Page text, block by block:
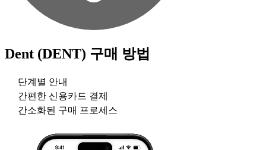
Dent (DENT) 구매 방법
단계별 안내
간편한 신용카드 결제
간소화된 구매 프로세스